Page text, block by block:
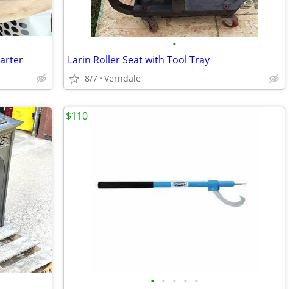
•
Larin Roller Seat with Tool Tray
8/7 Verndale
• • • • •
$110